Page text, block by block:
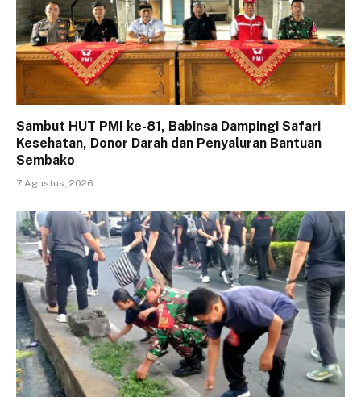
Sambut HUT PMI ke-81, Babinsa Dampingi Safari
Kesehatan, Donor Darah dan Penyaluran Bantuan
Sembako
7 Agustus, 2026